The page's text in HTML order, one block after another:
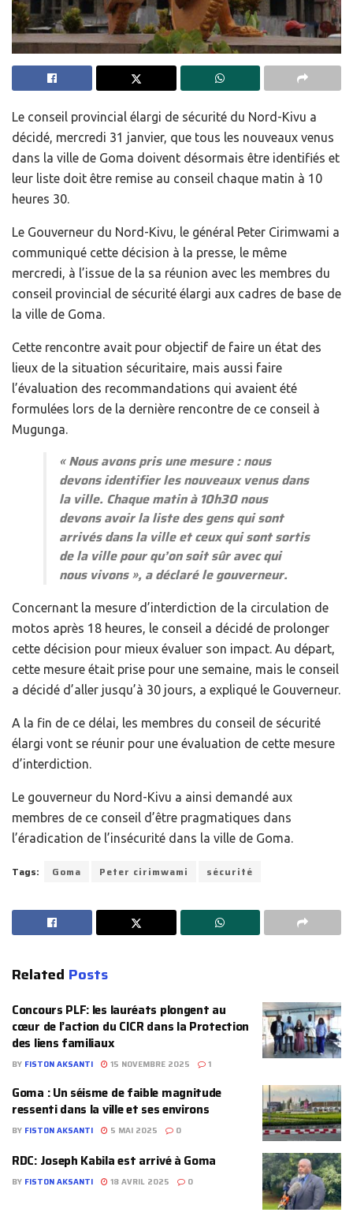
Le conseil provincial élargi de sécurité du Nord-Kivu a
décidé, mercredi 31 janvier, que tous les nouveaux venus
dans la ville de Goma doivent désormais être identifiés et
leur liste doit être remise au conseil chaque matin à 10
heures 30.
Le Gouverneur du Nord-Kivu, le général Peter Cirimwami a
communiqué cette décision à la presse, le même
mercredi, à l’issue de la sa réunion avec les membres du
conseil provincial de sécurité élargi aux cadres de base de
la ville de Goma.
Cette rencontre avait pour objectif de faire un état des
lieux de la situation sécuritaire, mais aussi faire
l’évaluation des recommandations qui avaient été
formulées lors de la dernière rencontre de ce conseil à
Mugunga.
«Nous avons pris une mesure : nous
devons identifier les nouveaux venus dans
la ville. Chaque matin à 10h30 nous
devons avoir la liste des gens qui sont
arrivés dans la ville et ceux qui sont sortis
de la ville pour qu’on soit sûr avec qui
nous vivons», a déclaré le gouverneur.
Concernant la mesure d’interdiction de la circulation de
motos après 18 heures, le conseil a décidé de prolonger
cette décision pour mieux évaluer son impact. Au départ,
cette mesure était prise pour une semaine, mais le conseil
a décidé d’aller jusqu’à 30 jours, a expliqué le Gouverneur.
A la fin de ce délai, les membres du conseil de sécurité
élargi vont se réunir pour une évaluation de cette mesure
d’interdiction.
Le gouverneur du Nord-Kivu a ainsi demandé aux
membres de ce conseil d’être pragmatiques dans
l’éradication de l’insécurité dans la ville de Goma.
Tags: Goma Peter cirimwami sécurité
Related Posts
Concours PLF: les lauréats plongent au
cœur de l’action du CICR dans la Protection
des liens familiaux
BY FISTON AKSANTI 15 NOVEMBRE 2025 1
Goma : Un séisme de faible magnitude
ressenti dans la ville et ses environs
BY FISTON AKSANTI 5 MAI 2025 0
RDC: Joseph Kabila est arrivé à Goma
BY FISTON AKSANTI 18 AVRIL 2025 0